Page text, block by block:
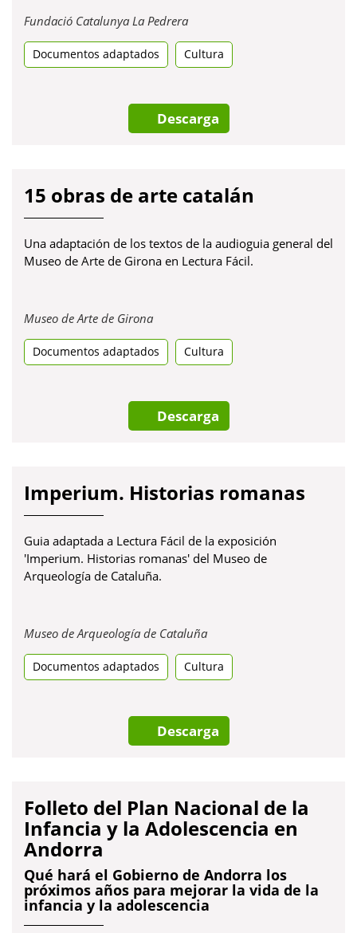
Fundació Catalunya La PedreraObre
una
pestanya
Documentos adaptados Cultura
Descarga
15 obras de arte catalán
Una adaptación de los textos de la audioguia general del
Museo de Arte de Girona en Lectura Fácil.
Museo de Arte de GironaObre
una
pestanya
Documentos adaptados Cultura
Descarga
Imperium. Historias romanas
Guia adaptada a Lectura Fácil de la exposición
'Imperium. Historias romanas' del Museo de
Arqueología de Cataluña.
Museo de Arqueología de CataluñaObre
una
pestanya
Documentos adaptados Cultura
Descarga
Folleto del Plan Nacional de la
Infancia y la Adolescencia en
Andorra
Qué hará el Gobierno de Andorra los
próximos años para mejorar la vida de la
infancia y la adolescencia